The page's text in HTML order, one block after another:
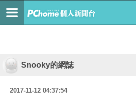
Snooky的網誌
2017-11-12 04:37:54